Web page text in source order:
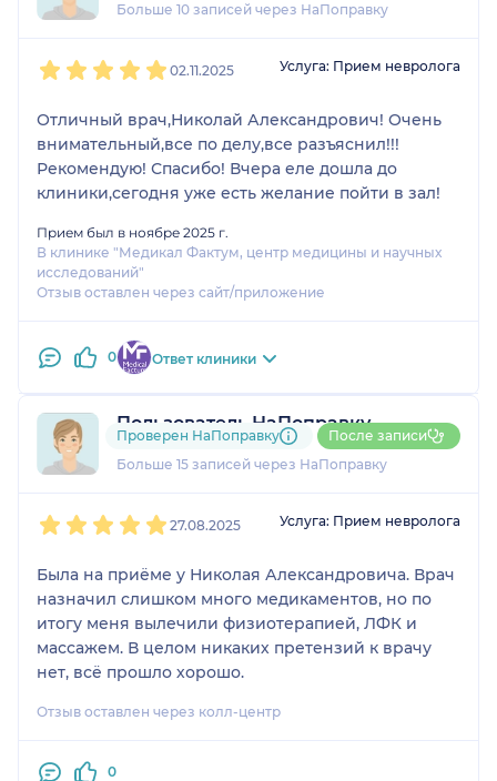
Больше 10 записей через НаПоправку
02.11.2025 Услуга: Прием невролога
Отличный врач,Николай Александрович! Очень
внимательный,все по делу,все разъяснил!!!
Рекомендую! Спасибо! Вчера еле дошла до
клиники,сегодня уже есть желание пойти в зал!
Прием был в ноябре 2025 г.
В клинике "Медикал Фактум, центр медицины и научных
исследований"
Отзыв оставлен через сайт/приложение
0 Ответ клиники
Пользователь НаПоправку
3 отзываи 1 оценка
Больше 15 записей через НаПоправку
Проверен НаПоправку После записи
27.08.2025 Услуга: Прием невролога
Была на приёме у Николая Александровича. Врач
назначил слишком много медикаментов, но по
итогу меня вылечили физиотерапией, ЛФК и
массажем. В целом никаких претензий к врачу
нет, всё прошло хорошо.
Отзыв оставлен через колл-центр
0